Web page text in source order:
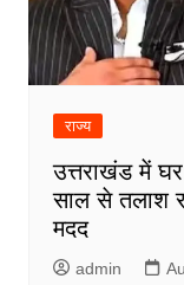
राज्य
उत्तराखंड में
साल से तलाश
मदद
admin